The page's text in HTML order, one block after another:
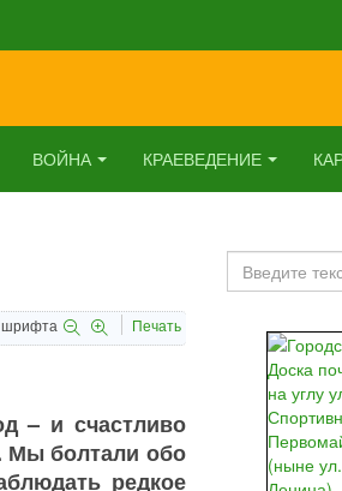
ВОЙНА КРАЕВЕДЕНИЕ
Печать
– и счастливо
Мы болтали обо
редкое
Искать...